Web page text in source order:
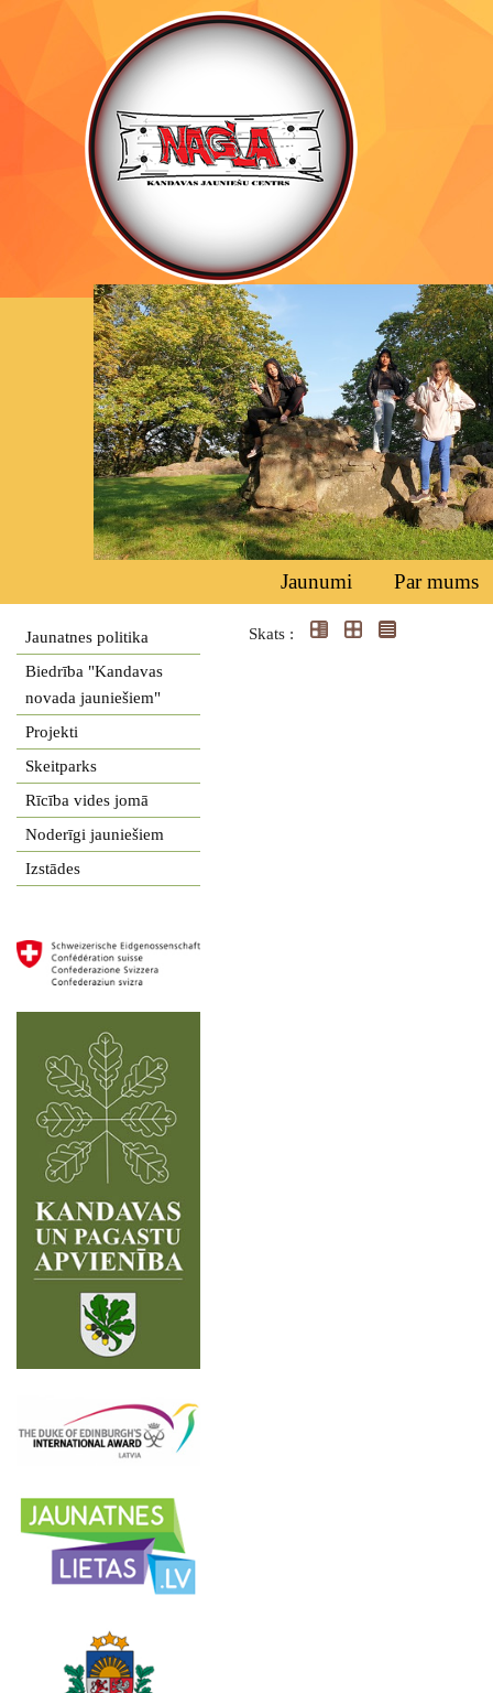
Jaunumi Par mums
Jaunatnes politika
Biedrība "Kandavas
novada jauniešiem"
Projekti
Skeitparks
Rīcība vides jomā
Noderīgi jauniešiem
Izstādes
Skats :